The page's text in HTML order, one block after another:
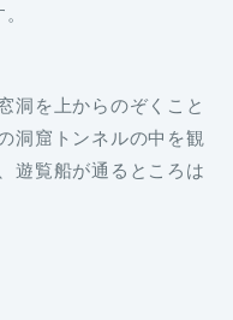
洞を上からのぞくこと
洞窟トンネルの中を観
遊覧船が通るところは